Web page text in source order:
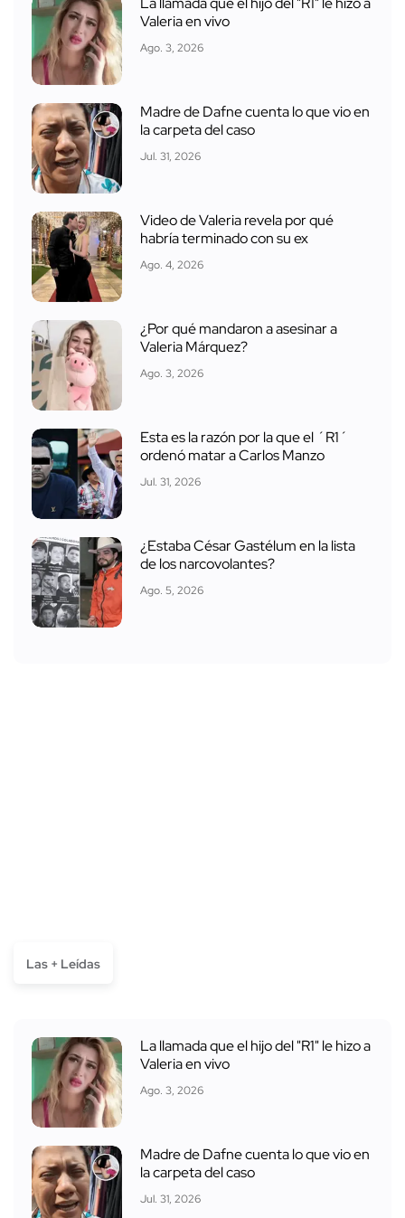
Valeria en vivo
Ago. 3, 2026
Madre de Dafne cuenta lo que vio en
la carpeta del caso
Jul. 31, 2026
Video de Valeria revela por qué
habría terminado con su ex
Ago. 4, 2026
¿Por qué mandaron a asesinar a
Valeria Márquez?
Ago. 3, 2026
Esta es la razón por la que el ´R1´
ordenó matar a Carlos Manzo
Jul. 31, 2026
¿Estaba César Gastélum en la lista
de los narcovolantes?
Ago. 5, 2026
Las + Leídas
La llamada que el hijo del "R1" le hizo a
Valeria en vivo
Ago. 3, 2026
Madre de Dafne cuenta lo que vio en
la carpeta del caso
Jul. 31, 2026